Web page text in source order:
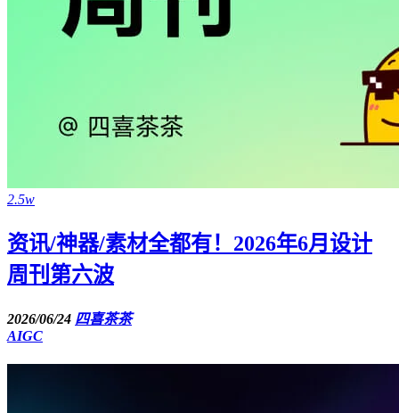
2.5w
资讯/神器/素材全都有！2026年6月设计
周刊第六波
2026/06/24 四喜茶茶
AIGC